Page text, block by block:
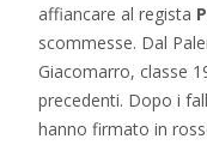
affiancare al regista
scommesse. Dal
Giacomarro, classe
precedenti. Dopo i
hanno firmato in